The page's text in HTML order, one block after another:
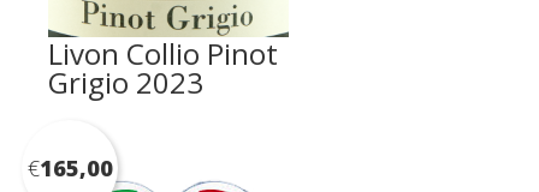
Livon Collio Pinot
Grigio 2023
€165,00